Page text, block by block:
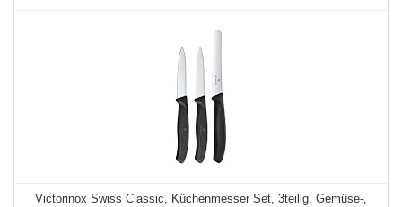
Victorinox Swiss Classic, Küchenmesser Set, 3teilig, Gemüse-,